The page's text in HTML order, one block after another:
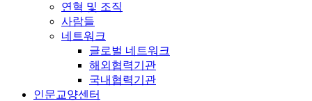
연혁 및 조직
사람들
네트워크
글로벌 네트워크
해외협력기관
국내협력기관
인문교양센터